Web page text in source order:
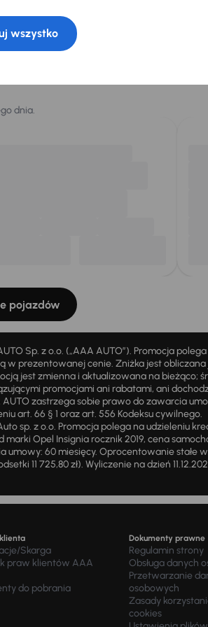
samochody, których szukasz.
Znajdź podobny samochód
dnia.
pojazdów
Sp. z o.o. („AAA AUTO”). Promocja
prezentowanej cenie. Zniżka jest
jest zmienna i aktualizowana na bieżąco;
promocjami ani rabatami, ani
zastrzega sobie prawo do zawarcia
art. 66 § 1 oraz art. 556 Kodeksu cywilnego.
sp. z o.o. Promocja polega na udzieleniu
Opel Insignia rocznik 2019, cena
60 miesięcy. Oprocentowanie stałe
11 725,80 zł). Wyliczenie na dzień
Skarga
praw klientów AAA
do pobrania
Dokumenty prawne
Regulamin strony
Obsługa danych
Przetwarzanie
osobowych
Zasady
cookies
wszystko